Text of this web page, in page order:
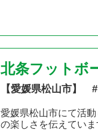
北条フットボ
【愛媛県松山市】
愛媛県松山市にて活
の楽しさを伝えてい